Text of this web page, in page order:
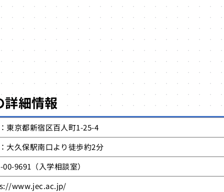
詳細情報
東京都新宿区百人町1-25-4
大久保駅南口より徒歩約2分
00-9691（入学相談室）
www.jec.ac.jp/